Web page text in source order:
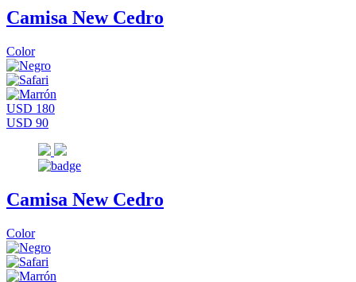
Camisa New Cedro
Color
USD 180
USD 90
Camisa New Cedro
Color